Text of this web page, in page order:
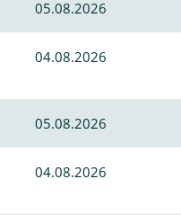
05.08.2026
04.08.2026
05.08.2026
04.08.2026